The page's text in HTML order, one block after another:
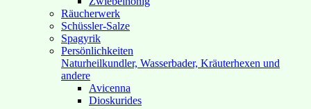
Räucherwerk
Schüssler-Salze
Spagyrik
Persönlichkeiten
Naturheilkundler, Wasserbader, Kräuterhexen und
andere
Avicenna
Dioskurides